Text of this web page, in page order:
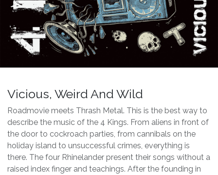
Vicious, Weird And Wild
Roadmovie meets Thrash Metal. This is the best way to
describe the music of the 4 Kings. From aliens in front of
the door to cockroach parties, from cannibals on the
holiday island to unsuccessful crimes, everything is
there. The four Rhinelander present their songs without a
raised index finger and teachings. After the founding in